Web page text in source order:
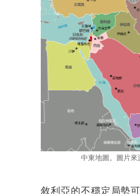
中東地圖。圖片來
敘利亞的不穩定局勢